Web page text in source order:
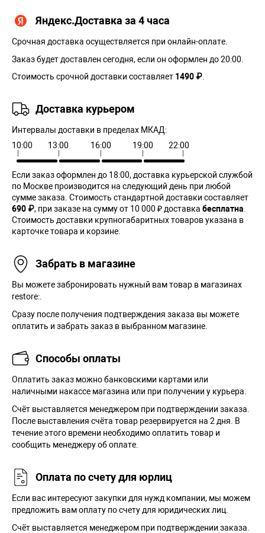
Яндекс.Доставка за 4 часа
Срочная доставка осуществляется при онлайн-оплате.
Заказ будет доставлен сегодня, если он оформлен до 20:00.
Стоимость срочной доставки составляет 1490 ₽
Доставка курьером
Интервалы доставки в пределах МКАД:
10:00
13:00 16:00 19:00 22:00
Если заказ оформлен до 18:00, доставка курьерской службой
по Москве производится на следующий день при любой
сумме заказа. Cтоимость стандартной доставки составляет
690 ₽, при заказе на сумму от 10 000 ₽ доставка бесплатна
Стоимость доставки крупногабаритных товаров указана в
карточке товара и корзине.
Забрать в магазине
Вы можете забронировать нужный вам товар в магазинах
restore:.
Сразу после получения подтверждения заказа вы можете
оплатить и забрать заказ в выбранном магазине.
Способы оплаты
Оплатить заказ можно банковскими картами или
наличными накассе магазина или при получении у курьера.
Cчёт выставляется менеджером при подтверждении заказа.
После выставления счёта товар резервируется на 2 дня. В
течение этого времени необходимо оплатить товар и
сообщить менеджеру об оплате.
Оплата по счету для юрлиц
Если вас интересуют закупки для нужд компании, мы можем
предложить вам оплату по счету для юридических лиц.
Счёт выставляется менеджером при подтверждении заказа.